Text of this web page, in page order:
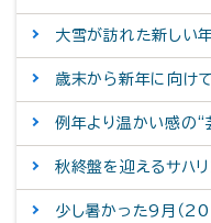
大雪が訪れた新しい
歳末から新年に向け
例年より温かい感の
秋終盤を迎えるサハ
少し暑かった9月（